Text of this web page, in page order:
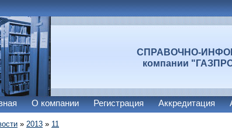
СПРАВОЧНО-
компании
О компании Регистрация Аккредитация
» 2013 » 11